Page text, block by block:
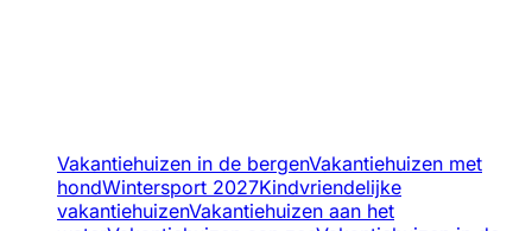
Vakantiehuizen in de bergenVakantiehuizen met
hondWintersport 2027Kindvriendelijke
vakantiehuizenVakantiehuizen aan het